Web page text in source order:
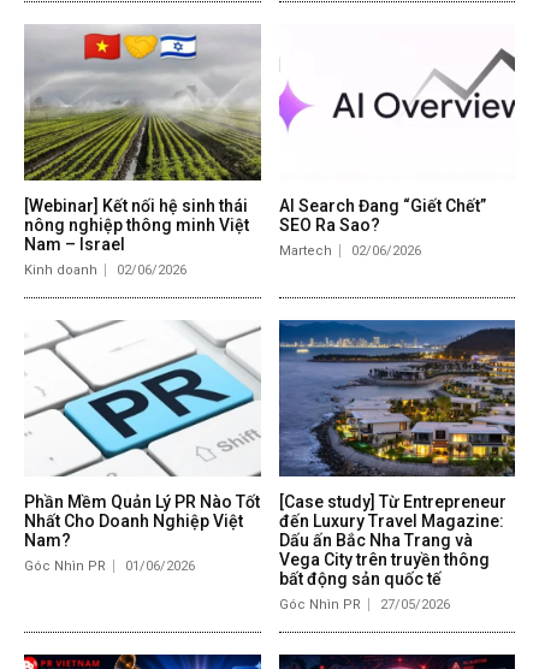
[Webinar] Kết nối hệ sinh thái
nông nghiệp thông minh Việt
Nam – Israel
Kinh doanh 02/06/2026
AI Search Đang “Giết Chết”
SEO Ra Sao?
Martech 02/06/2026
Phần Mềm Quản Lý PR Nào Tốt
Nhất Cho Doanh Nghiệp Việt
Nam?
Góc Nhìn PR 01/06/2026
[Case study] Từ Entrepreneur
đến Luxury Travel Magazine:
Dấu ấn Bắc Nha Trang và
Vega City trên truyền thông
bất động sản quốc tế
Góc Nhìn PR 27/05/2026